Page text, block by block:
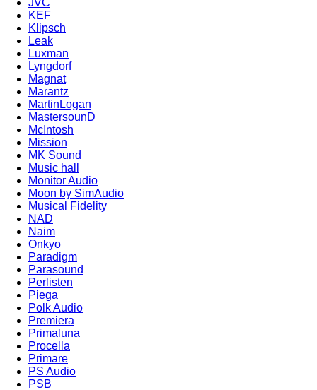
JVC
KEF
Klipsch
Leak
Luxman
Lyngdorf
Magnat
Marantz
MartinLogan
MastersounD
McIntosh
Mission
MK Sound
Music hall
Monitor Audio
Moon by SimAudio
Musical Fidelity
NAD
Naim
Onkyo
Paradigm
Parasound
Perlisten
Piega
Polk Audio
Premiera
Primaluna
Procella
Primare
PS Audio
PSB